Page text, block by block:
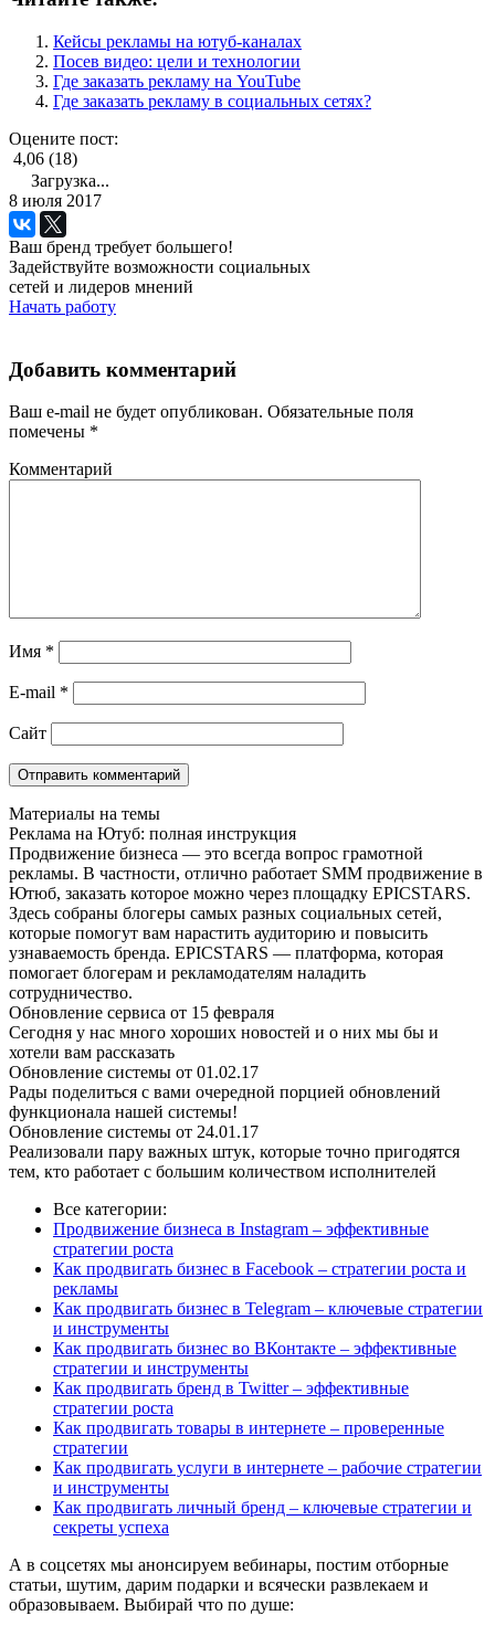
Кейсы рекламы на ютуб-каналах
Посев видео: цели и технологии
Где заказать рекламу на YouTube
Где заказать рекламу в социальных сетях?
Оцените пост:
4,06 (18)
Загрузка...
8 июля 2017
Ваш бренд требует большего!
Задействуйте возможности социальных
сетей и лидеров мнений
Начать работу
Добавить комментарий
Ваш e-mail не будет опубликован. Обязательные поля
помечены *
Комментарий
Имя *
E-mail *
Сайт
Материалы на темы
Реклама на Ютуб: полная инструкция
Продвижение бизнеса — это всегда вопрос грамотной
рекламы. В частности, отлично работает SMM продвижение в
Ютюб, заказать которое можно через площадку EPICSTARS.
Здесь собраны блогеры самых разных социальных сетей,
которые помогут вам нарастить аудиторию и повысить
узнаваемость бренда. EPICSTARS — платформа, которая
помогает блогерам и рекламодателям наладить
сотрудничество.
Обновление сервиса от 15 февраля
Сегодня у нас много хороших новостей и о них мы бы и
хотели вам рассказать
Обновление системы от 01.02.17
Рады поделиться с вами очередной порцией обновлений
функционала нашей системы!
Обновление системы от 24.01.17
Реализовали пару важных штук, которые точно пригодятся
тем, кто работает с большим количеством исполнителей
Все категории:
Продвижение бизнеса в Instagram – эффективные
стратегии роста
Как продвигать бизнес в Facebook – стратегии роста и
рекламы
Как продвигать бизнес в Telegram – ключевые стратегии
и инструменты
Как продвигать бизнес во ВКонтакте – эффективные
стратегии и инструменты
Как продвигать бренд в Twitter – эффективные
стратегии роста
Как продвигать товары в интернете – проверенные
стратегии
Как продвигать услуги в интернете – рабочие стратегии
и инструменты
Как продвигать личный бренд – ключевые стратегии и
секреты успеха
А в соцсетях мы анонсируем вебинары, постим отборные
статьи, шутим, дарим подарки и всячески развлекаем и
образовываем. Выбирай что по душе: